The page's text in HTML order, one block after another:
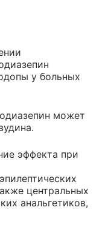
у больных
может
эффекта при
центральных
анальгетиков,